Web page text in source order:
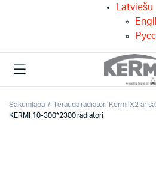
Latviešu
Sākumlapa
Tērauda radiatori Kermi X2 ar
KERMI 10-300*2300 radiatori